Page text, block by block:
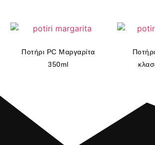
Ποτήρι PC Μαργαρίτα
350ml